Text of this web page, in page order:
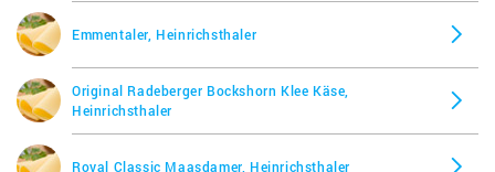
Emmentaler, Heinrichsthaler
Original Radeberger Bockshorn Klee Käse,
Heinrichsthaler
Royal Classic Maasdamer, Heinrichsthaler